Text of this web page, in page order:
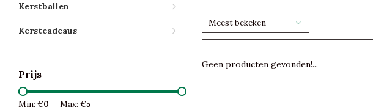
Kerstballen
Kerstcadeaus
Prijs
Min: €0 Max: €5
Meest bekeken
Geen producten gevonden!...